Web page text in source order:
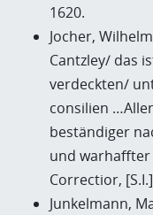
1620.
Jocher,
Cantzley/ das
verdeckten/
consilien
beständiger
und
Correctior,
Junkelmann,